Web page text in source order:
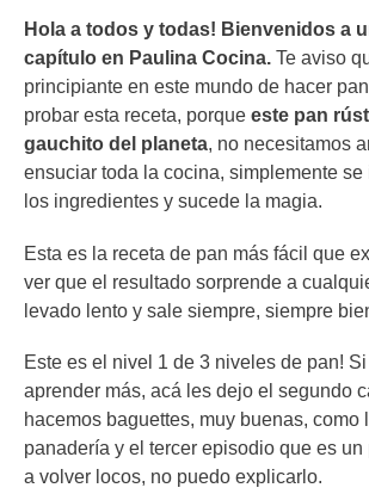
Hola a todos y todas! Bienvenidos a
capítulo en Paulina Cocina. Te aviso
principiante en este mundo de hacer
probar esta receta, porque este pan
gauchito del planeta, no necesitamos
ensuciar toda la cocina, simplemente se
los ingredientes y sucede la magia.
Esta es la receta de pan más fácil que
ver que el resultado sorprende a
levado lento y sale siempre, siempre
Este es el nivel 1 de 3 niveles de pan!
aprender más, acá les dejo el segundo
hacemos baguettes, muy buenas, como
panadería y el tercer episodio que es un
a volver locos, no puedo explicarlo.